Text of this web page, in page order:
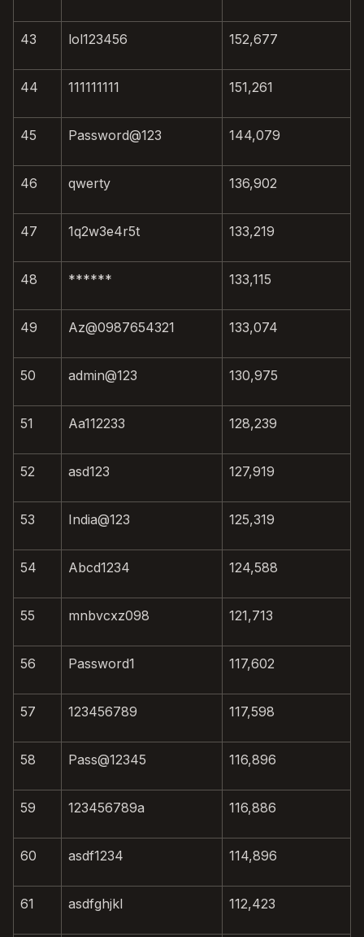
43 lol123456 152,677
44 111111111 151,261
45 Password@123 144,079
46 qwerty 136,902
47 1q2w3e4r5t 133,219
48 ****** 133,115
49 Az@0987654321 133,074
50 admin@123 130,975
51 Aa112233 128,239
52 asd123 127,919
53 India@123 125,319
54 Abcd1234 124,588
55 mnbvcxz098 121,713
56 Password1 117,602
57 123456789 117,598
58 Pass@12345 116,896
59 123456789a 116,886
60 asdf1234 114,896
61 asdfghjkl 112,423